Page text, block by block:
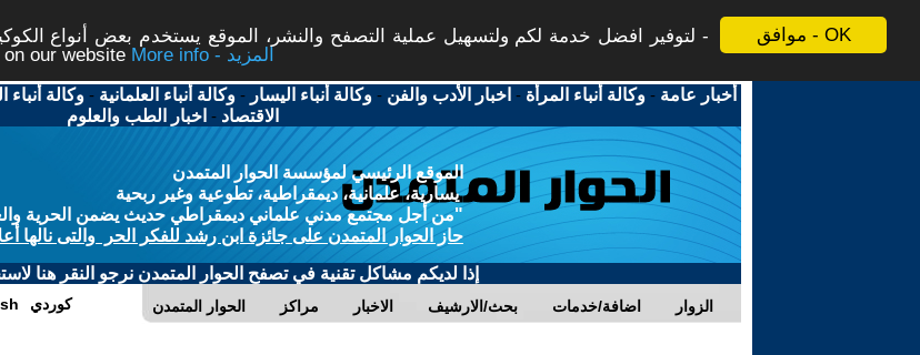
موافق - OK
لتوفير افضل خدمة لكم ولتسهيل عملية التصفح والنشر، الموقع يستخدم بعض أنواع
our website
More info - المزيد
أخبار عامة -وكالة أنباء المرأة - اخبار الأدب والفن -وكالة أنباء اليسار -وكالة أنباء العلمانية -وكالة أنباء
الاقتصاد - اخبار الطب والعلوم
الموقع الرئيسي لمؤسسة الحوار المتمدن
يسارية، علمانية، ديمقراطية، تطوعية وغير ربحية
"من أجل مجتمع مدني علماني ديمقراطي حديث يضمن الحرية
حاز الحوار المتمدن على جائزة ابن رشد للفكر الحر والتى نالها
إذا لديكم مشاكل تقنية في تصفح الحوار المتمدن نرجو النقر هنا
الحوار المتمدن مراكز الاخبار بحث/الارشيف اضافة/خدمات الزوار كوردي